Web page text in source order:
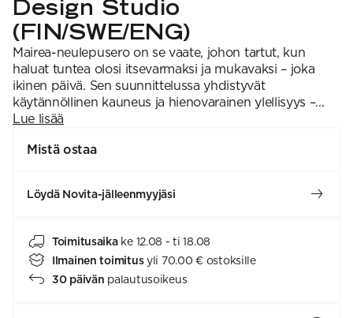
Design Studio
(FIN/SWE/ENG)
Mairea-neulepusero on se vaate, johon tartut, kun
haluat tuntea olosi itsevarmaksi ja mukavaksi – joka
ikinen päivä. Sen suunnittelussa yhdistyvät
käytännöllinen kauneus ja hienovarainen ylellisyys –...
Lue lisää
Mistä ostaa
Löydä Novita-jälleenmyyjäsi
Toimitusaika ke 12.08 - ti 18.08
Ilmainen toimitus yli 70.00 € ostoksille
30 päivän palautusoikeus